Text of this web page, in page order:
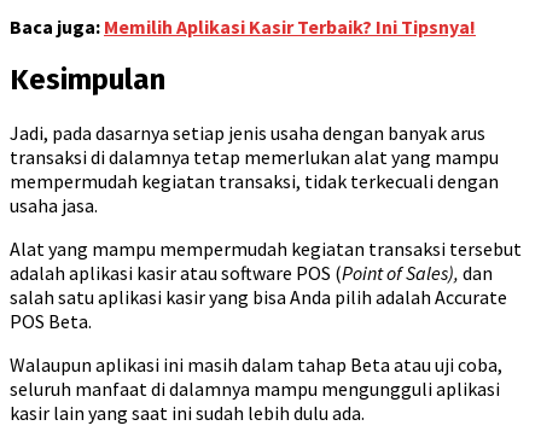
Baca juga: Memilih Aplikasi Kasir Terbaik? Ini Tipsnya!
Kesimpulan
Jadi, pada dasarnya setiap jenis usaha dengan banyak arus
transaksi di dalamnya tetap memerlukan alat yang mampu
mempermudah kegiatan transaksi, tidak terkecuali dengan
usaha jasa.
Alat yang mampu mempermudah kegiatan transaksi tersebut
adalah aplikasi kasir atau software POS (Point of Sales), dan
salah satu aplikasi kasir yang bisa Anda pilih adalah Accurate
POS Beta.
Walaupun aplikasi ini masih dalam tahap Beta atau uji coba,
seluruh manfaat di dalamnya mampu mengungguli aplikasi
kasir lain yang saat ini sudah lebih dulu ada.